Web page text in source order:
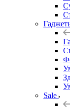
Sale